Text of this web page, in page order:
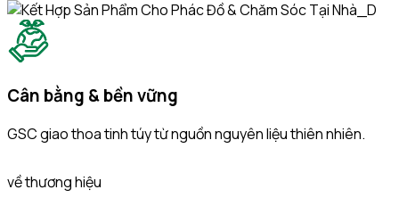
Cân bằng & bền vững
GSC giao thoa tinh túy từ nguồn nguyên liệu thiên nhiên.
về thương hiệu